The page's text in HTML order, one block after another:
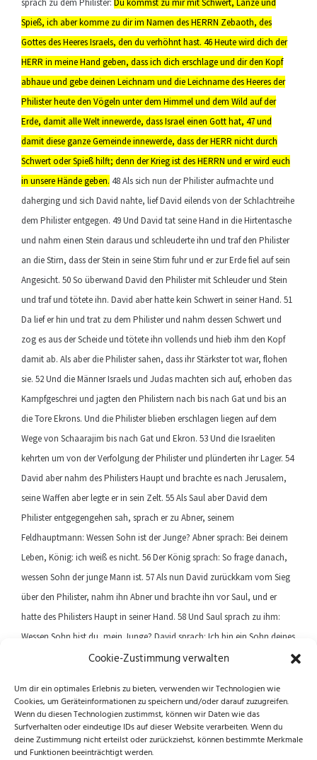
Cookie-Zustimmung verwalten
Um dir ein optimales Erlebnis zu bieten, verwenden wir Technologien wie
Cookies, um Geräteinformationen zu speichern und/oder darauf zuzugreifen.
Wenn du diesen Technologien zustimmst, können wir Daten wie das
Surfverhalten oder eindeutige IDs auf dieser Website verarbeiten. Wenn du
deine Zustimmung nicht erteilst oder zurückziehst, können bestimmte Merkmale
und Funktionen beeinträchtigt werden.
sprach zu dem Philister: Du kommst zu mir mit Schwert, Lanze und
Spieß, ich aber komme zu dir im Namen des HERRN Zebaoth, des
Gottes des Heeres Israels, den du verhöhnt hast. 46 Heute wird dich der
HERR in meine Hand geben, dass ich dich erschlage und dir den Kopf
abhaue und gebe deinen Leichnam und die Leichname des Heeres der
Philister heute den Vögeln unter dem Himmel und dem Wild auf der
Erde, damit alle Welt innewerde, dass Israel einen Gott hat, 47 und
damit diese ganze Gemeinde innewerde, dass der HERR nicht durch
Schwert oder Spieß hilft; denn der Krieg ist des HERRN und er wird euch
in unsere Hände geben. 48 Als sich nun der Philister aufmachte und
daherging und sich David nahte, lief David eilends von der Schlachtreihe
dem Philister entgegen. 49 Und David tat seine Hand in die Hirtentasche
und nahm einen Stein daraus und schleuderte ihn und traf den Philister
an die Stirn, dass der Stein in seine Stirn fuhr und er zur Erde fiel auf sein
Angesicht. 50 So überwand David den Philister mit Schleuder und Stein
und traf und tötete ihn. David aber hatte kein Schwert in seiner Hand. 51
Da lief er hin und trat zu dem Philister und nahm dessen Schwert und
zog es aus der Scheide und tötete ihn vollends und hieb ihm den Kopf
damit ab. Als aber die Philister sahen, dass ihr Stärkster tot war, flohen
sie. 52 Und die Männer Israels und Judas machten sich auf, erhoben das
Kampfgeschrei und jagten den Philistern nach bis nach Gat und bis an
die Tore Ekrons. Und die Philister blieben erschlagen liegen auf dem
Wege von Schaarajim bis nach Gat und Ekron. 53 Und die Israeliten
kehrten um von der Verfolgung der Philister und plünderten ihr Lager. 54
David aber nahm des Philisters Haupt und brachte es nach Jerusalem,
seine Waffen aber legte er in sein Zelt. 55 Als Saul aber David dem
Philister entgegengehen sah, sprach er zu Abner, seinem
Feldhauptmann: Wessen Sohn ist der Junge? Abner sprach: Bei deinem
Leben, König: ich weiß es nicht. 56 Der König sprach: So frage danach,
wessen Sohn der junge Mann ist. 57 Als nun David zurückkam vom Sieg
über den Philister, nahm ihn Abner und brachte ihn vor Saul, und er
hatte des Philisters Haupt in seiner Hand. 58 Und Saul sprach zu ihm:
Wessen Sohn bist du, mein Junge? David sprach: Ich bin ein Sohn deines
Knechts Isai, des Bethlehemiters.
Next article
Previous article